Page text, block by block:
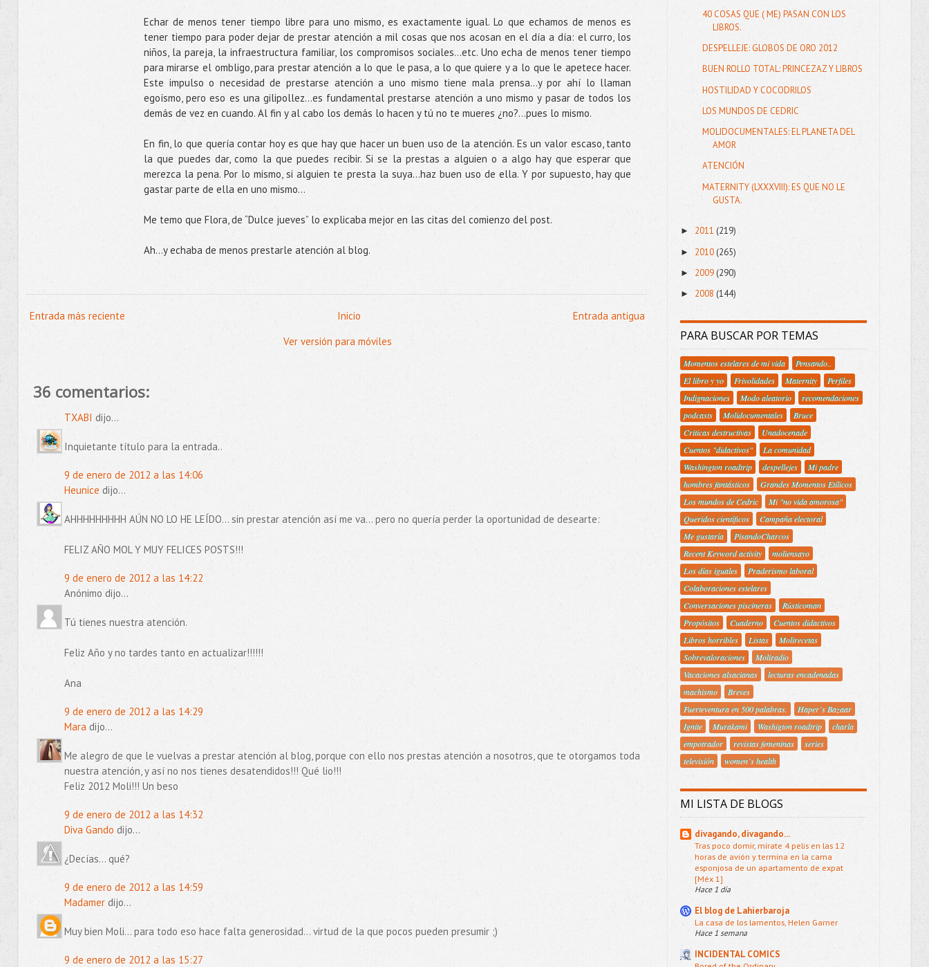
Echar de menos tener tiempo libre para uno mismo, es exactamente igual. Lo que echamos de menos es
tener tiempo para poder dejar de prestar atención a mil cosas que nos acosan en el día a día: el curro, los
niños, la pareja, la infraestructura familiar, los compromisos sociales...etc. Uno echa de menos tener tiempo
para mirarse el ombligo, para prestar atención a lo que le pasa, a lo que quiere y a lo que le apetece hacer.
Este impulso o necesidad de prestarse atención a uno mismo tiene mala prensa…y por ahí lo llaman
egoísmo, pero eso es una gilipollez…es fundamental prestarse atención a uno mismo y pasar de todos los
demás de vez en cuando. Al fin y al cabo los demás lo hacen y tú no te mueres ¿no?...pues lo mismo.
En fin, lo que quería contar hoy es que hay que hacer un buen uso de la atención. Es un valor escaso, tanto
la que puedes dar, como la que puedes recibir. Si se la prestas a alguien o a algo hay que esperar que
merezca la pena. Por lo mismo, si alguien te presta la suya…haz buen uso de ella. Y por supuesto, hay que
gastar parte de ella en uno mismo…
Me temo que Flora, de “Dulce jueves” lo explicaba mejor en las citas del comienzo del post.
Ah...y echaba de menos prestarle atención al blog.
Entrada más reciente Entrada antigua
Inicio
Ver versión para móviles
36 comentarios:
TXABI dijo...
Inquietante título para la entrada..
9 de enero de 2012 a las 14:06
Heunice dijo...
AHHHHHHHHH AÚN NO LO HE LEÍDO... sin prestar atención así me va... pero no quería perder la oportunidad de desearte:
FELIZ AÑO MOL Y MUY FELICES POSTS!!!
9 de enero de 2012 a las 14:22
Anónimo dijo...
Tú tienes nuestra atención.
Feliz Año y no tardes tanto en actualizar!!!!!!
Ana
9 de enero de 2012 a las 14:29
Maradijo...
Me alegro de que le vuelvas a prestar atención al blog, porque con ello nos prestas atención a nosotros, que te otorgamos toda
nuestra atención, y así no nos tienes desatendidos!!! Qué lio!!!
Feliz 2012 Moli!!! Un beso
9 de enero de 2012 a las 14:32
Diva Gando dijo...
¿Decías... qué?
9 de enero de 2012 a las 14:59
Madamerdijo...
Muy bien Moli... para todo eso hace falta generosidad... virtud de la que pocos pueden presumir ;)
9 de enero de 2012 a las 15:27
40 COSAS QUE ( ME) PASAN CON LOS
LIBROS.
DESPELLEJE: GLOBOS DE ORO 2012
BUEN ROLLO TOTAL: PRINCEZAZ Y LIBROS
HOSTILIDAD Y COCODRILOS
LOS MUNDOS DE CEDRIC
MOLIDOCUMENTALES: EL PLANETA DEL
AMOR
ATENCIÓN
MATERNITY (LXXXVIII): ES QUE NO LE
GUSTA.
► 2011 (219)
► 2010(265)
► 2009 (290)
► 2008 (144)
PARA BUSCAR POR TEMAS
Momentos estelares de mi vida
Pensando..
El libro y yo
Frivolidades Maternity
Perfiles
Indignaciones
Modo aleatorio
recomendaciones
podcasts
Molidocumentales
Bruce
Criticas destructivas
Unadocenade
Cuentos "didactivos"
La comunidad
Washington roadtrip
despellejes
Mi padre
hombres fantásticos
Grandes Momentos Etílicos
Los mundos de Cedric
Mi "no vida amorosa"
Queridos científicos
Campaña electoral
Me gustaría
PisandoCharcos
Recent Keyword activity
moliensayo
Los días iguales
Praderismo laboral
Colaboraciones estelares
Conversaciones piscineras
Rústicoman
Propósitos
Cuaderno
Cuentos didactivos
Libros horribles
Listas
Molirecetas
Sobrevaloraciones
Moliradio
Vacaciones alsacianas
lecturas encadenadas
machismo
Breves
Fuerteventura en 500 palabras.
Haper´s Bazaar
Ignite
Murakami Washigton roadtrip
charla
empotrador
revistas femeninas
series
televisión
women´s health
MI LISTA DE BLOGS
divagando, divagando...
Tras poco domir, mírate 4 pelis en las 12
horas de avión y termina en la cama
esponjosa de un apartamento de expat
[Méx 1]
Hace 1 día
El blog de Lahierbaroja
La casa de los lamentos, Helen Garner
Hace 1 semana
INCIDENTAL COMICS